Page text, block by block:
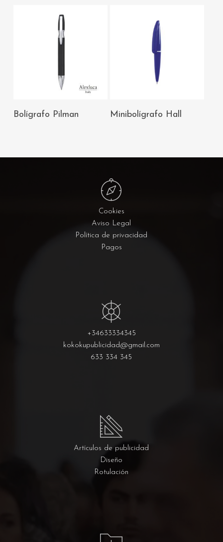
AÑADIR AL
Bolígrafo Pilman
AÑADIR AL
CARRITO
Minibolígrafo Hall
Cookies
Aviso Legal
Política de privacidad
Pagos
+34633334345
kokokupublicidad@gmail.com
633 334 345
Artículos de publicidad
Diseño
Rotulación